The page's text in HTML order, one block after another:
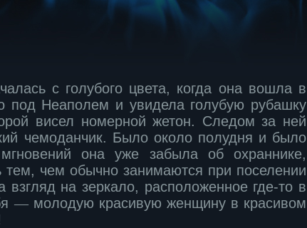
с голубого цвета, когда она вошла в
под Неаполем и увидела голубую рубашку
висел номерной жетон. Следом за ней
чемоданчик. Было около полудня и было
она уже забыла об охраннике,
тем, чем обычно занимаются при поселении
на зеркало, расположенное где-то в
―молодую красивую женщину в красивом